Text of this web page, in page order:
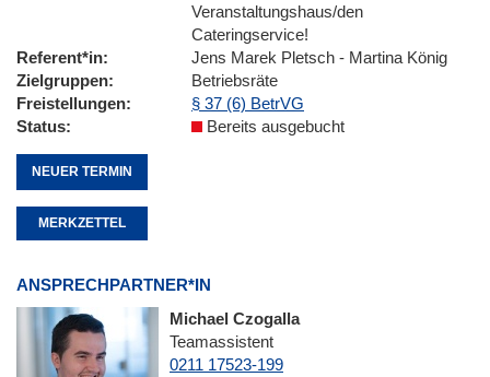
Veranstaltungshaus/den
Cateringservice!
Referent*in
Jens Marek Pletsch - Martina König
Zielgruppen
Betriebsräte
Freistellungen
§ 37 (6) BetrVG
Status
Bereits ausgebucht
NEUER TERMIN
MERKZETTEL
ANSPRECHPARTNER*IN
Michael Czogalla
Teamassistent
0211 17523-199